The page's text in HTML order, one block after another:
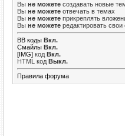
Вы не можете создавать новые
Вы не можете отвечать в темах
Вы не можете прикреплять
Вы не можете редактировать
BB коды Вкл.
Смайлы Вкл.
[IMG] код Вкл.
HTML код Выкл.
Правила форума